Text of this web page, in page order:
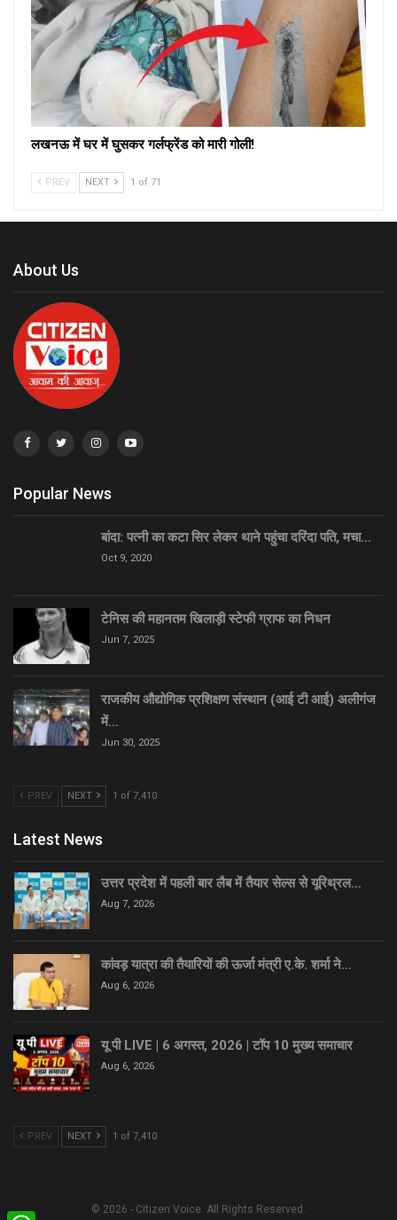
लखनऊ में घर में घुसकर गर्लफ्रेंड को मारी गोली!
PREV NEXT 1 of 71
About Us
Popular News
बांदा: पत्नी का कटा सिर लेकर थाने पहुंचा दरिंदा पति, मचा…
Oct 9, 2020
टेनिस की महानतम खिलाड़ी स्टेफी ग्राफ का निधन
Jun 7, 2025
राजकीय औद्योगिक प्रशिक्षण संस्थान (आई टी आई) अलीगंज
में…
Jun 30, 2025
PREV NEXT 1 of 7,410
Latest News
उत्तर प्रदेश में पहली बार लैब में तैयार सेल्स से यूरिथ्रल…
Aug 7, 2026
कांवड़ यात्रा की तैयारियों की ऊर्जा मंत्री ए.के. शर्मा ने…
Aug 6, 2026
यू पी LIVE | 6 अगस्त, 2026 | टॉप 10 मुख्य समाचार
Aug 6, 2026
PREV NEXT 1 of 7,410
© 2026 - Citizen Voice. All Rights Reserved.